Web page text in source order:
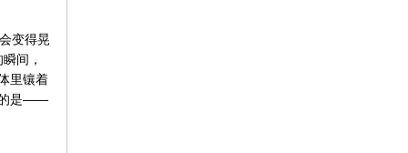
变得晃
间，
里镶着
的是——